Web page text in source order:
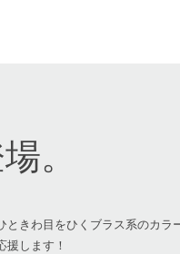
。
ときわ目をひくブラス系のカラ
します！